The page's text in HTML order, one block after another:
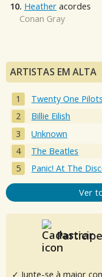
10. Heather acordes
Conan Gray
ARTISTAS EM ALTA
Twenty One Pilots
Billie Eilish
Unknown
The Beatles
Panic! At The
Ver
✓ Junte-se à maior